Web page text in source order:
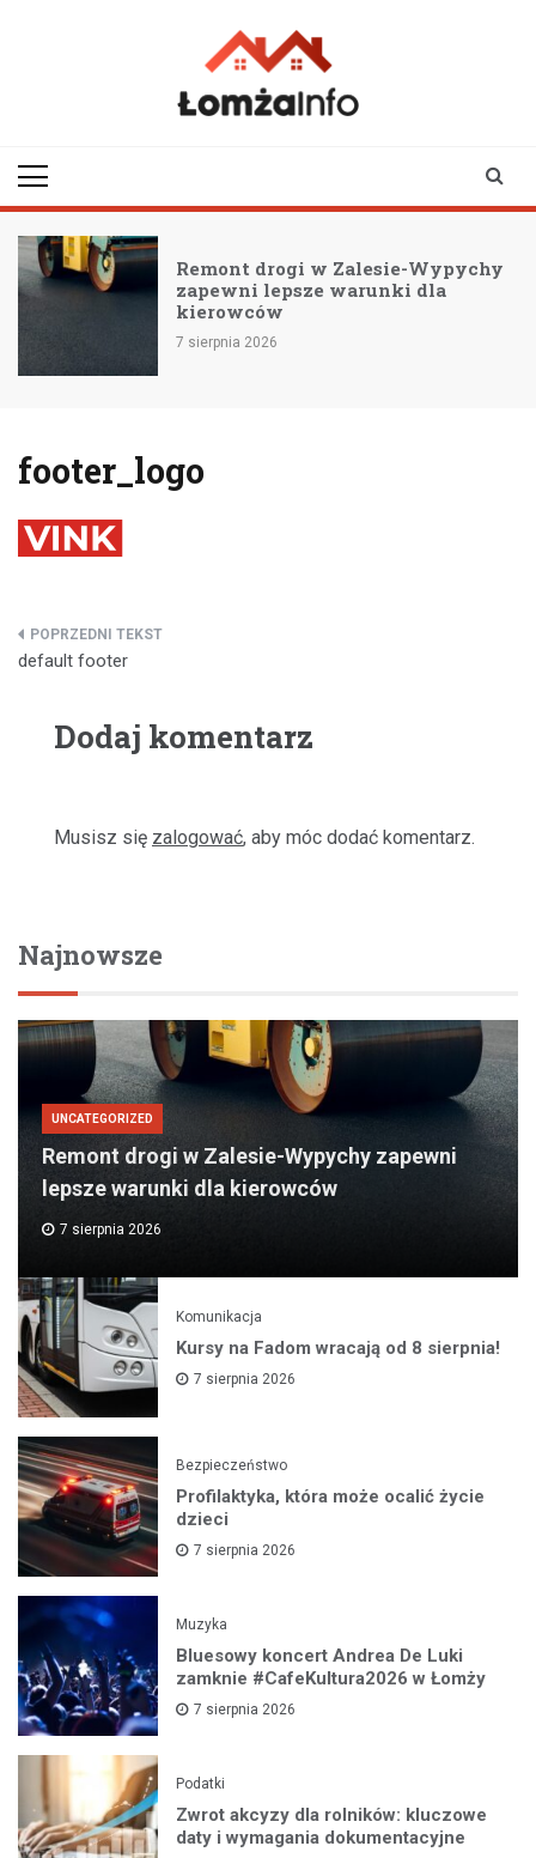
Remont drogi w Zalesie-Wypychy
zapewni lepsze warunki dla
kierowców
7 sierpnia 2026
footer_logo
Nawigacja
default footer
Dodaj komentarz
Musisz się zalogować, aby móc dodać komentarz.
Najnowsze
UNCATEGORIZED
Remont drogi w Zalesie-Wypychy zapewni
lepsze warunki dla kierowców
7 sierpnia 2026
Komunikacja
Kursy na Fadom wracają od 8 sierpnia!
7 sierpnia 2026
Bezpieczeństwo
Profilaktyka, która może ocalić życie
dzieci
7 sierpnia 2026
Muzyka
Bluesowy koncert Andrea De Luki
zamknie #CafeKultura2026 w Łomży
7 sierpnia 2026
Podatki
Zwrot akcyzy dla rolników: kluczowe
daty i wymagania dokumentacyjne